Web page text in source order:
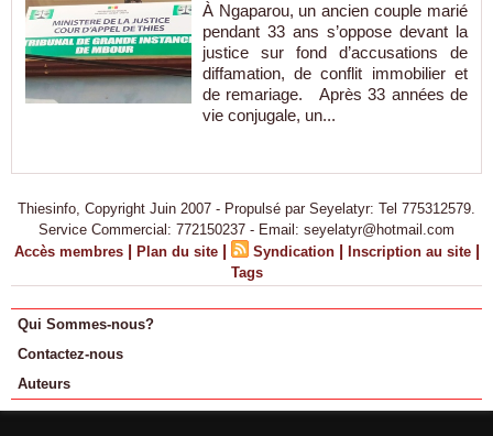
À Ngaparou, un ancien couple marié
pendant 33 ans s’oppose devant la
justice sur fond d’accusations de
diffamation, de conflit immobilier et
de remariage. Après 33 années de
vie conjugale, un...
Thiesinfo, Copyright Juin 2007 - Propulsé par Seyelatyr: Tel 775312579.
Service Commercial: 772150237 - Email: seyelatyr@hotmail.com
Accès membres | Plan du site | Syndication | Inscription au site |
Tags
Qui Sommes-nous?
Contactez-nous
Auteurs